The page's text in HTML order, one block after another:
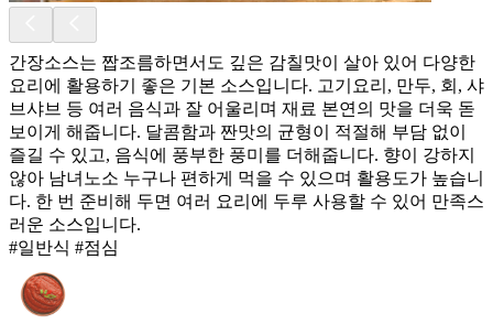
간장소스는 짭조름하면서도 깊은 감칠맛이 살아 있어 다양한
요리에 활용하기 좋은 기본 소스입니다. 고기요리, 만두, 회, 샤
브샤브 등 여러 음식과 잘 어울리며 재료 본연의 맛을 더욱 돋
보이게 해줍니다. 달콤함과 짠맛의 균형이 적절해 부담 없이
즐길 수 있고, 음식에 풍부한 풍미를 더해줍니다. 향이 강하지
않아 남녀노소 누구나 편하게 먹을 수 있으며 활용도가 높습니
다. 한 번 준비해 두면 여러 요리에 두루 사용할 수 있어 만족스
러운 소스입니다.
#일반식 #점심